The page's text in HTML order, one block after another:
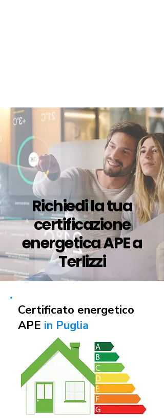
Richiedi la tua
certificazione
energetica APE a
Terlizzi
Certificato energetico
APE in Puglia